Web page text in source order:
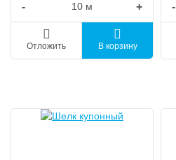
- +
Отложить В корзину
-